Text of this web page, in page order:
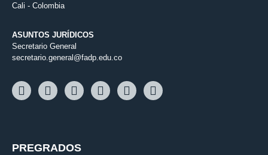
Cali - Colombia
ASUNTOS JURÍDICOS
Secretario General
secretario.general@fadp.edu.co
PREGRADOS